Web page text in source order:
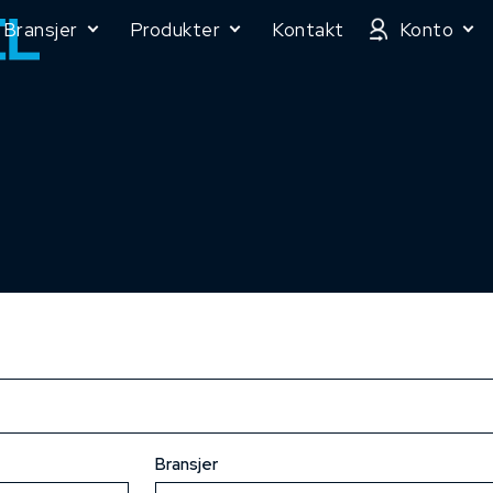
Bransjer Produkter Kontakt Konto
Bransjer